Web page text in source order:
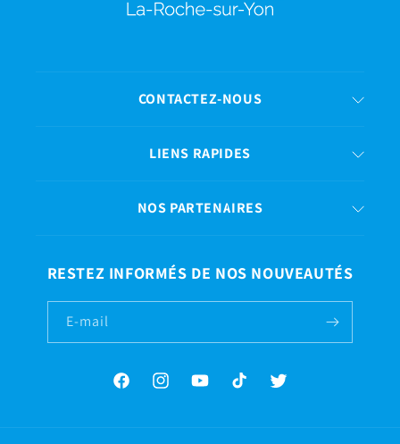
CONTACTEZ-NOUS
LIENS RAPIDES
NOS PARTENAIRES
RESTEZ INFORMÉS DE NOS NOUVEAUTÉS
E-mail
FacebookInstagramYouTubeTikTok Twitter